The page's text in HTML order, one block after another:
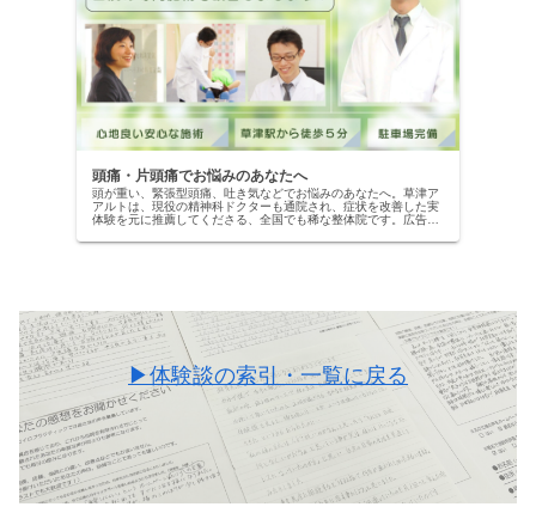
頭痛・片頭痛でお悩みのあなたへ
頭が重い、緊張型頭痛、吐き気などでお悩みのあなたへ。草津ア
アルトは、現役の精神科ドクターも通院され、症状を改善した実
体験を元に推薦してくださる、全国でも稀な整体院です。広告用
取り戻しませんか？
▶体験談の索引・一覧に戻る